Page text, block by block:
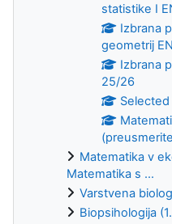
statistike I
Izbrana
geometrij
Izbrana
25/26
Matematika v
Matematika s ...
Varstvena
Biopsihologija